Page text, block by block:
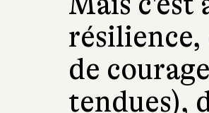
de
tendues),